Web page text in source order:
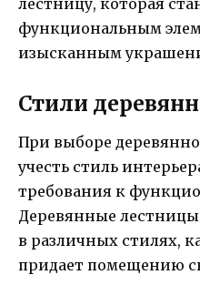
лестницу, которая
функциональным
изысканным
Стили
При выборе
учесть стиль
требования к
Деревянные
в различных стилях,
придает помещению